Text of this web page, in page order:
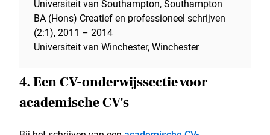
Universiteit van Southampton, Southampton
BA (Hons) Creatief en professioneel schrijven
(2:1), 2011 – 2014
Universiteit van Winchester, Winchester
4. Een CV-onderwijssectie voor
academische CV's